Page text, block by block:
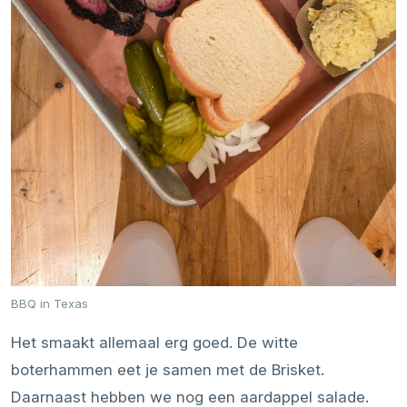
BBQ in Texas
Het smaakt allemaal erg goed. De witte
boterhammen eet je samen met de Brisket.
Daarnaast hebben we nog een aardappel salade.